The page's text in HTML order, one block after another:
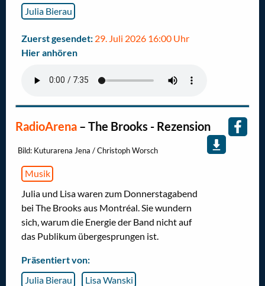
Julia Bierau
Zuerst gesendet: 29. Juli 2026 16:00 Uhr
Hier anhören
RadioArena – The Brooks - Rezension
Bild: Kuturarena Jena / Christoph Worsch
Musik
Julia und Lisa waren zum Donnerstagabend
bei The Brooks aus Montréal. Sie wundern
sich, warum die Energie der Band nicht auf
das Publikum übergesprungen ist.
Präsentiert von:
Julia Bierau
Lisa Wanski